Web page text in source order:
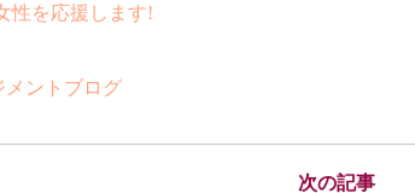
性を応援します!
メントブログ